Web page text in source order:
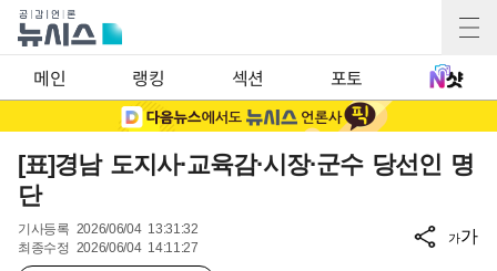
메인 랭킹 섹션 포토
[표]경남 도지사·교육감·시장·군수 당선인 명
단
기사등록 2026/06/04 13:31:32
최종수정 2026/06/04 14:11:27
가가